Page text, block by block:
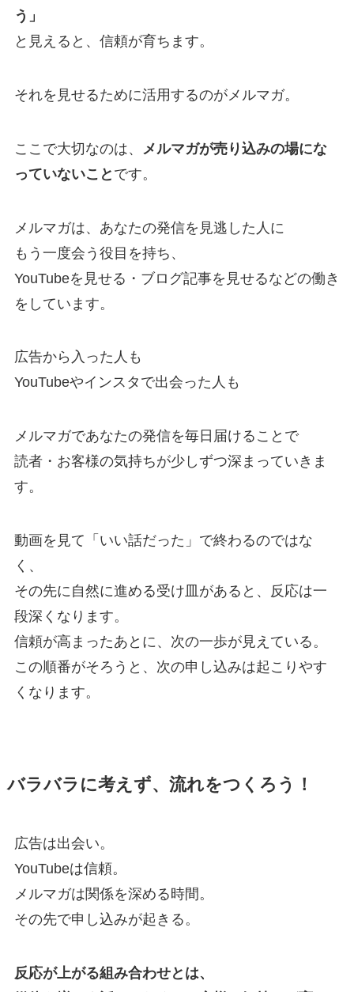
う」
と見えると、信頼が育ちます。
それを見せるために活用するのがメルマガ。
ここで大切なのは、
メルマガが売り込みの場にな
っていないこと です。
メルマガは、あなたの発信を見逃した人に
もう一度会う役目を持ち、
YouTubeを見せる・ブログ記事を見せるなどの働き
をしています。
広告から入った人も
YouTubeやインスタで出会った人も
メルマガであなたの発信を毎日届けることで
読者・お客様の気持ちが少しずつ深まっていきま
す。
動画を見て「いい話だった」で終わるのではな
く、
その先に自然に進める受け皿があると、反応は一
段深くなります。
信頼が高まったあとに、次の一歩が見えている。
この順番がそろうと、次の申し込みは起こりやす
くなります。
バラバラに考えず、流れをつくろう！
広告は出会い。
YouTubeは信頼。
メルマガは関係を深める時間。
その先で申し込みが起きる。
反応が上がる組み合わせとは、